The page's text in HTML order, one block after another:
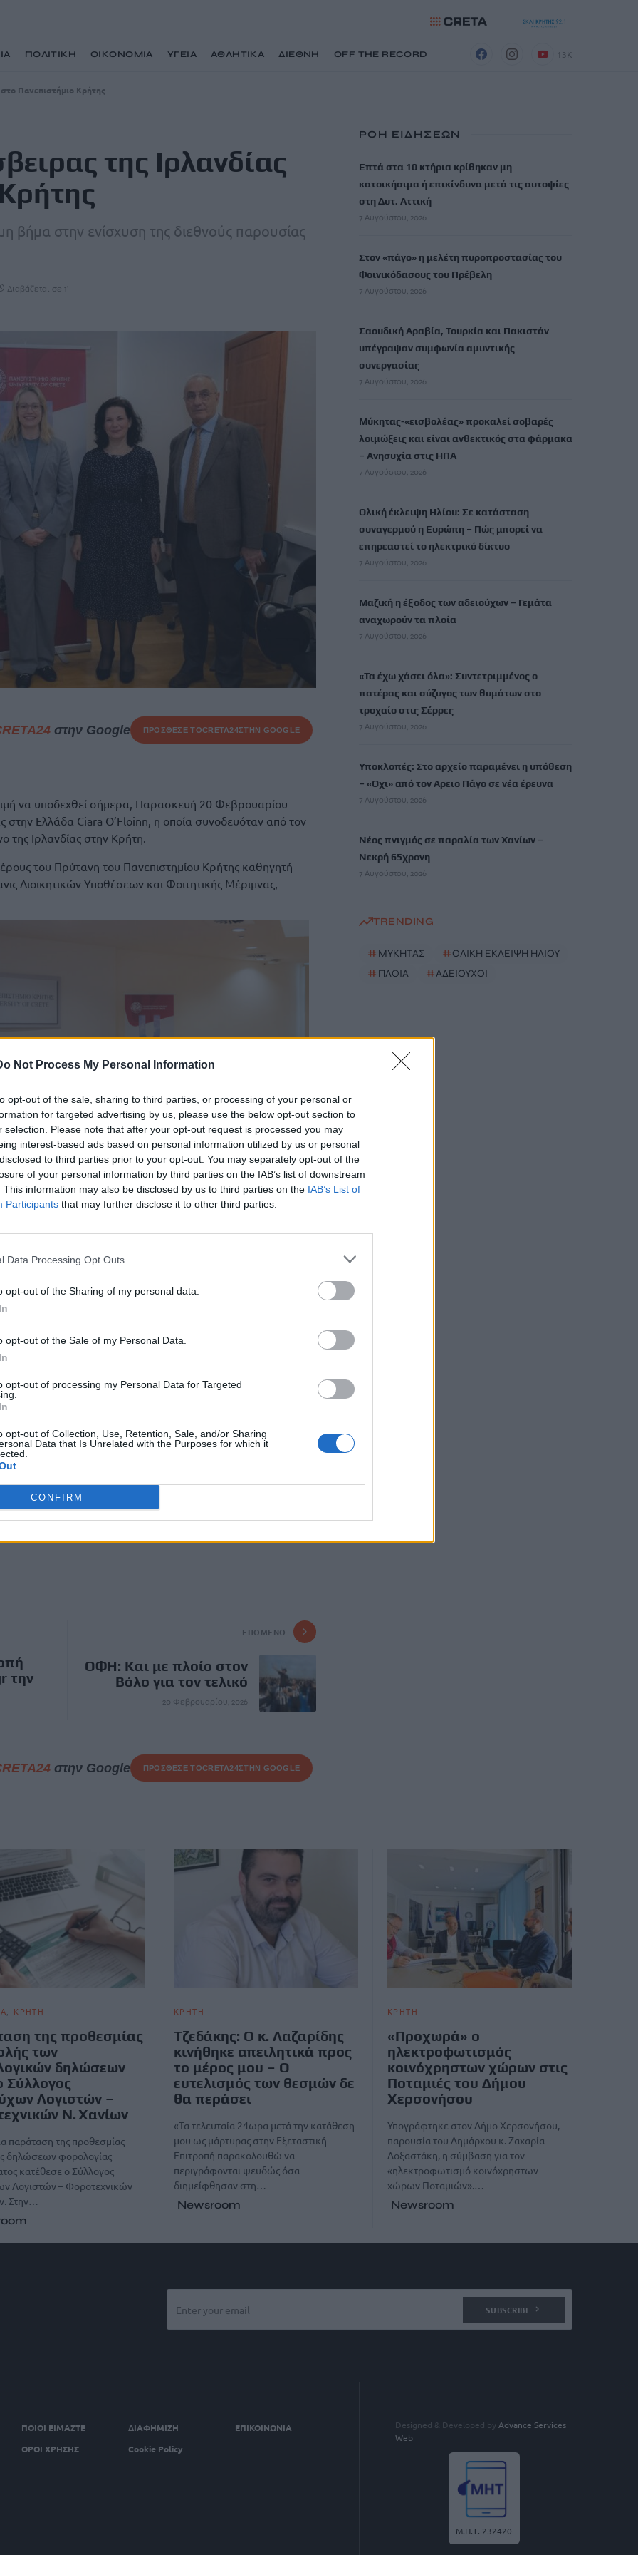
Not Process My Personal Information
opt-out of the sale, sharing to third parties, or processing of your personal or
for targeted advertising by us, please use the below opt-out section to
selection. Please note that after your opt-out request is processed you may
interest-based ads based on personal information utilized by us or personal
to third parties prior to your opt-out. You may separately opt-out of the
of your personal information by third parties on the IAB’s list of downstream
This information may also be disclosed by us to third parties on the IAB’s List of
Participants that may further disclose it to other third parties.
Data Processing Opt Outs
opt-out of the Sharing of my personal data.
opt-out of the Sale of my Personal Data.
opt-out of processing my Personal Data for Targeted
opt-out of Collection, Use, Retention, Sale, and/or Sharing
Data that Is Unrelated with the Purposes for which it
CONFIRM
ΠΟΛΙΤΙΚΗ ΟΙΚΟΝΟΜΙΑ ΥΓΕΙΑ ΑΘΛΗΤΙΚΑ ΔΙΕΘΝΗ OFF THE RECORD 13K
Πανεπιστήμιο Κρήτης
της Ιρλανδίας
βήμα στην ενίσχυση της διεθνούς παρουσίας
Διαβάζεται σε 1'
στην Google ΠΡΟΣΘΕΣΕ ΤΟCRETA24ΣΤΗΝ GOOGLE
να υποδεχθεί σήμερα, Παρασκευή 20 Φεβρουαρίου
στην Ελλάδα Ciara O’Floinn, η οποία συνοδευόταν από τον
της Ιρλανδίας στην Κρήτη.
του Πρύτανη του Πανεπιστημίου Κρήτης καθηγητή
Διοικητικών Υποθέσεων και Φοιτητικής Μέριμνας,
η Αντιπρύτανις Ακαδημαϊκών Υποθέσεων, Δια Βίου
καθηγήτρια Μαρία Βαμβακάκη και η Αντιπρύτανις
καθηγήτρια Ελένη (Μελίνα) Ταμιωλάκη.
συζήτηση επικεντρώθηκε στην περαιτέρω ενίσχυση των
ιρλανδικούς ακαδημαϊκούς και ερευνητικούς φορείς,
σε επίπεδο διεθνούς εκπαίδευσης και έρευνας.
ενίσχυσης των διμερών δεσμών στον τομέα της
κινητικότητας, ενώ οι Αντιπρυτάνεις
για τη διεθνοποίηση, τη συνεργασία με
σε διεθνή ερευνητικά προγράμματα.
βήμα στην ενίσχυση της διεθνούς παρουσίας του
γόνιμων συνεργασιών με ακαδημαϊκούς φορείς της
την
ΕΠΌΜΕΝΟ
ΟΦΗ: Και με πλοίο στον
Βόλο για τον τελικό
20 Φεβρουαρίου, 2026
στην Google ΠΡΟΣΘΕΣΕ ΤΟCRETA24ΣΤΗΝ GOOGLE
ΡΟΗ ΕΙΔΗΣΕΩΝ
Επτά στα 10 κτήρια κρίθηκαν μη
κατοικήσιμα ή επικίνδυνα μετά τις αυτοψίες
στη Δυτ. Αττική
7 Αυγούστου, 2026
Στον «πάγο» η μελέτη πυροπροστασίας του
Φοινικόδασους του Πρέβελη
7 Αυγούστου, 2026
Σαουδική Αραβία, Τουρκία και Πακιστάν
υπέγραψαν συμφωνία αμυντικής
συνεργασίας
7 Αυγούστου, 2026
Μύκητας-«εισβολέας» προκαλεί σοβαρές
λοιμώξεις και είναι ανθεκτικός στα φάρμακα
– Ανησυχία στις ΗΠΑ
7 Αυγούστου, 2026
Ολική έκλειψη Ηλίου: Σε κατάσταση
συναγερμού η Ευρώπη – Πώς μπορεί να
επηρεαστεί το ηλεκτρικό δίκτυο
7 Αυγούστου, 2026
Μαζική η έξοδος των αδειούχων – Γεμάτα
αναχωρούν τα πλοία
7 Αυγούστου, 2026
«Τα έχω χάσει όλα»: Συντετριμμένος ο
πατέρας και σύζυγος των θυμάτων στο
τροχαίο στις Σέρρες
7 Αυγούστου, 2026
Υποκλοπές: Στο αρχείο παραμένει η υπόθεση
– «Οχι» από τον Αρειο Πάγο σε νέα έρευνα
7 Αυγούστου, 2026
Νέος πνιγμός σε παραλία των Χανίων –
Νεκρή 65χρονη
7 Αυγούστου, 2026
TRENDING
# ΜΥΚΗΤΑΣ #ΟΛΙΚΗ ΕΚΛΕΙΨΗ ΗΛΙΟΥ
# ΠΛΟΙΑ #ΑΔΕΙΟΥΧΟΙ
ΚΡΗΤΗ
της προθεσμίας
των
δηλώσεων
Σύλλογος
Λογιστών –
Ν. Χανίων
παράταση της προθεσμίας
δηλώσεων φορολογίας
κατέθεσε ο Σύλλογος
Λογιστών – Φοροτεχνικών
Στην…
ΚΡΗΤΗ
Τζεδάκης: Ο κ. Λαζαρίδης
κινήθηκε απειλητικά προς
το μέρος μου – Ο
ευτελισμός των θεσμών δε
θα περάσει
«Τα τελευταία 24ωρα μετά την κατάθεση
μου ως μάρτυρας στην Εξεταστική
Επιτροπή παρακολουθώ να
περιγράφονται ψευδώς όσα
διημείφθησαν στη…
Newsroom
ΚΡΗΤΗ
«Προχωρά» ο
ηλεκτροφωτισμός
κοινόχρηστων χώρων στις
Ποταμιές του Δήμου
Χερσονήσου
Υπογράφτηκε στον Δήμο Χερσονήσου,
παρουσία του Δημάρχου κ. Ζαχαρία
Δοξαστάκη, η σύμβαση για τον
«ηλεκτροφωτισμό κοινόχρηστων
χώρων Ποταμιών».…
Newsroom
SUBSCRIBE
ΠΟΙΟΙ ΕΙΜΑΣΤΕ ΔΙΑΦΗΜΙΣΗ
ΕΠΙΚΟΙΝΩΝΙΑ
ΟΡΟΙ ΧΡΗΣΗΣ
Cookie Policy
Designed & Developed by Advance Services
Web
Μ.Η.Τ. 232420